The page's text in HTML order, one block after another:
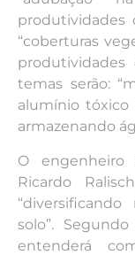
produtividades
“coberturas
temas serão:
alumínio tóxico
armazenando
O
Ricardo
solo”.
entenderá